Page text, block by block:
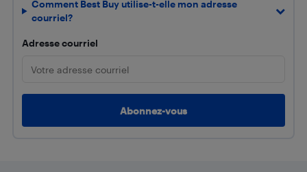
Comment Best Buy utilise-t-elle mon adresse
courriel?
Adresse courriel